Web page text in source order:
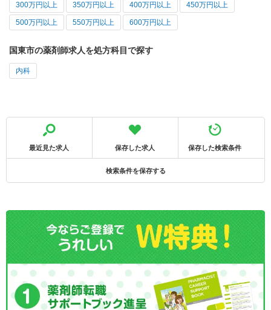
300万円以上 350万円以上 400万円以上 450万円以上
500万円以上 550万円以上 600万円以上
国東市の薬剤師求人を処方科目で探す
内科
最近見た求人 保存した求人 保存した検索条件
検索条件を保存する